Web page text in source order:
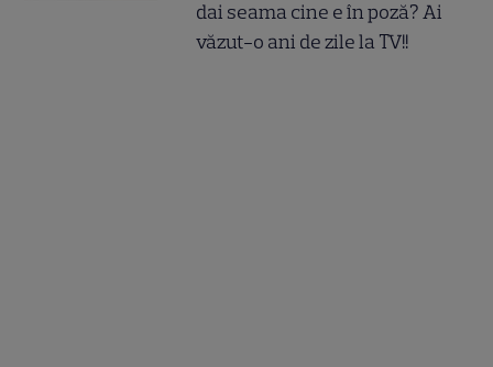
dai seama cine e în poză? Ai
văzut-o ani de zile la TV!!